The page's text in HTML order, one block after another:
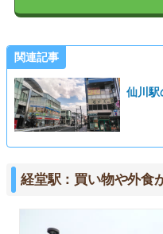
関連記事
仙川駅
経堂駅：買い物や外食